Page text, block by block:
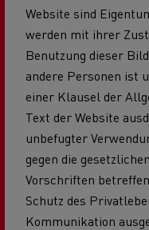
Website sind
werden mit ihrer
Benutzung dieser
andere Personen ist
einer Klausel der
Text der Website
unbefugter
gegen die
Vorschriften
Schutz des
Kommunikation